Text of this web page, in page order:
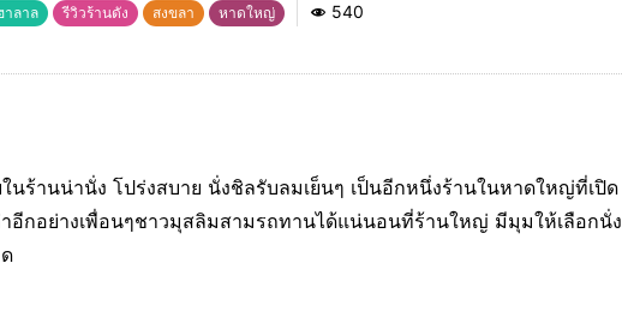
าลาล รีวิวร้านดัง สงขลา หาดใหญ่ 540
นร้านน่านั่ง โปร่งสบาย นั่งชิลรับลมเย็นๆ เป็นอีกหนึ่งร้านในหาดใหญ่ที่เปิด
อีกอย่างเพื่อนๆชาวมุสลิมสามรถทานได้แน่นอนที่ร้านใหญ่ มีมุมให้เลือกนั่ง